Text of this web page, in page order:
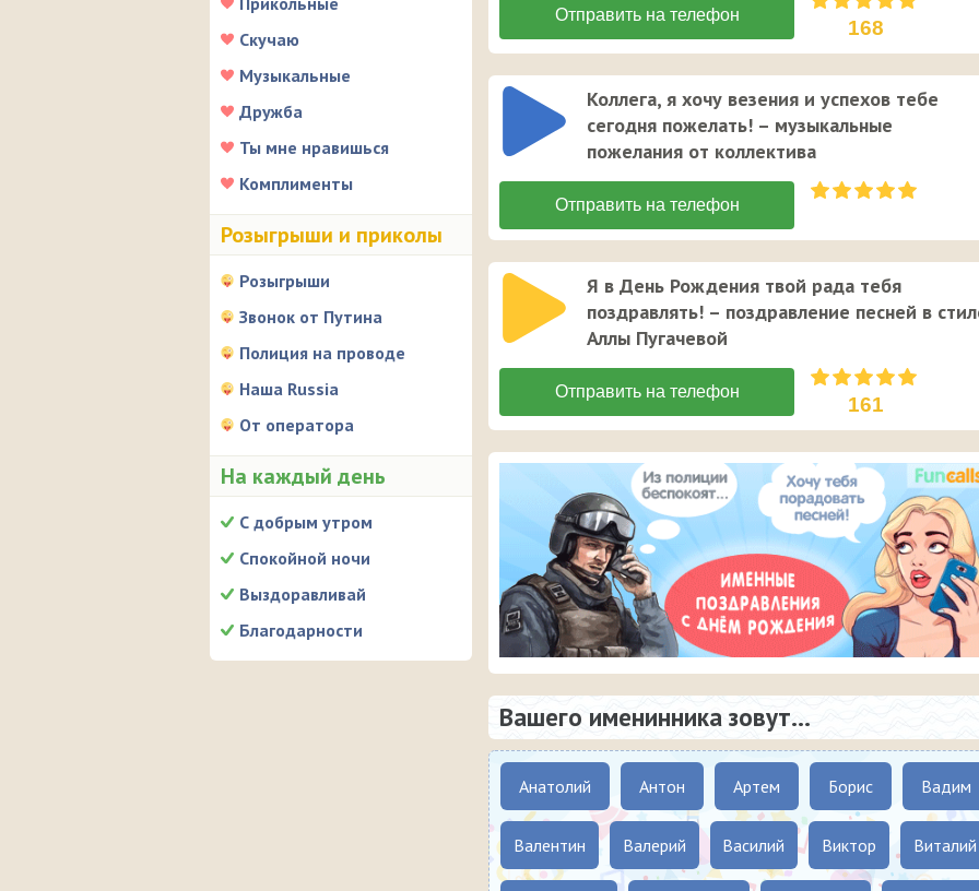
Скучаю
Музыкальные
Дружба
Ты мне нравишься
Комплименты
Розыгрыши и приколы
Розыгрыши
Звонок от Путина
Полиция на проводе
Наша Russia
От оператора
На каждый день
С добрым утром
Спокойной ночи
Выздоравливай
Благодарности
168
Коллега, я хочу везения и успехов тебе
сегодня пожелать! – музыкальные
пожелания от коллектива
Я в День Рождения твой рада тебя
поздравлять! – поздравление песней в
Аллы Пугачевой
161
Вашего именинника зовут...
Анатолий Антон Артем Борис Вадим
Валентин Валерий Василий Виктор Виталий